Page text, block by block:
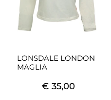
LONSDALE LONDON
MAGLIA
€ 35,00